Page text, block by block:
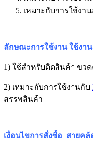
เหมาะกับการใช้งา
ลักษณะการใช้งาน ใช้งาน
1) ใช้สำหรับติดสินค้า ขว
2) เหมาะกับการใช้งานกับ
สรรพสินค้า
เงื่อนไขการสั่งซื้อ สายค